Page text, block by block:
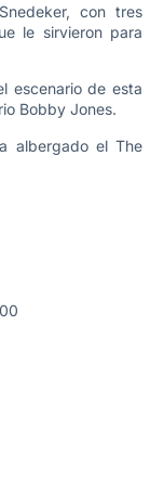
con tres
le sirvieron para
escenario de esta
Bobby Jones.
albergado el The